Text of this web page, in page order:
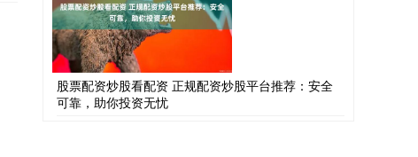
股票配资炒股看配资 正规配资炒股平台推荐：安全
可靠，助你投资无忧